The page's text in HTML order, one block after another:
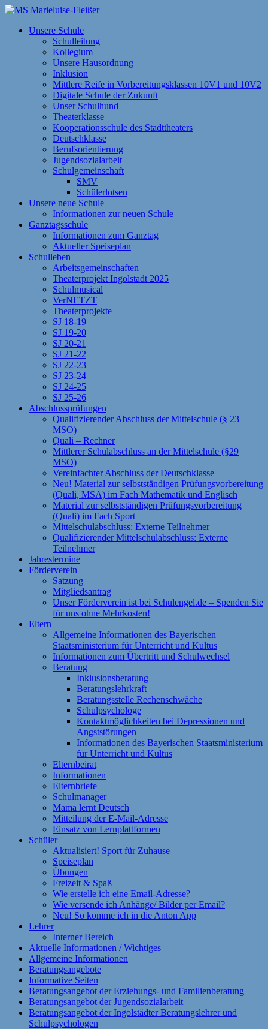
Zum
springen
MS Marieluise-Fleißer
Asamstraße 57 85053 Ingolstadt
Unsere Schule
Schulleitung
Kollegium
Unsere Hausordnung
Inklusion
Mittlere Reife in Vorbereitungsklassen 10V1 und 10V2
Digitale Schule der Zukunft
Unser Schulhund
Theaterklasse
Kooperationsschule des Stadttheaters
Deutschklasse
Berufsorientierung
Jugendsozialarbeit
Schulgemeinschaft
SMV
Schülerlotsen
Unsere neue Schule
Informationen zur neuen Schule
Ganztagsschule
Informationen zum Ganztag
Aktueller Speiseplan
Schulleben
Arbeitsgemeinschaften
Theaterprojekt Ingolstadt 2025
Schulmusical
VerNETZT
Theaterprojekte
SJ 18-19
SJ 19-20
SJ 20-21
SJ 21-22
SJ 22-23
SJ 23-24
SJ 24-25
SJ 25-26
Abschlussprüfungen
Qualifizierender Abschluss der Mittelschule (§ 23
MSO)
Quali – Rechner
Mittlerer Schulabschluss an der Mittelschule (§29
MSO)
Vereinfachter Abschluss der Deutschklasse
Neu! Material zur selbstständigen Prüfungsvorbereitung
(Quali, MSA) im Fach Mathematik und Englisch
Material zur selbstständigen Prüfungsvorbereitung
(Quali) im Fach Sport
Mittelschulabschluss: Externe Teilnehmer
Qualifizierender Mittelschulabschluss: Externe
Teilnehmer
Jahrestermine
Förderverein
Satzung
Mitgliedsantrag
Unser Förderverein ist bei Schulengel.de – Spenden Sie
für uns ohne Mehrkosten!
Eltern
Allgemeine Informationen des Bayerischen
Staatsministerium für Unterricht und Kultus
Informationen zum Übertritt und Schulwechsel
Beratung
Inklusionsberatung
Beratungslehrkraft
Beratungsstelle Rechenschwäche
Schulpsychologe
Kontaktmöglichkeiten bei Depressionen und
Angststörungen
Informationen des Bayerischen Staatsministerium
für Unterricht und Kultus
Elternbeirat
Informationen
Elternbriefe
Schulmanager
Mama lernt Deutsch
Mitteilung der E-Mail-Adresse
Einsatz von Lernplattformen
Schüler
Aktualisiert! Sport für Zuhause
Speiseplan
Übungen
Freizeit & Spaß
Wie erstelle ich eine Email-Adresse?
Wie versende ich Anhänge/ Bilder per Email?
Neu! So komme ich in die Anton App
Lehrer
Interner Bereich
Aktuelle Informationen / Wichtiges
Allgemeine Informationen
Beratungsangebote
Informative Seiten
Beratungsangebot der Erziehungs- und Familienberatung
Beratungsangebot der Jugendsozialarbeit
Beratungsangebot der Ingolstädter Beratungslehrer und
Schulpsychologen